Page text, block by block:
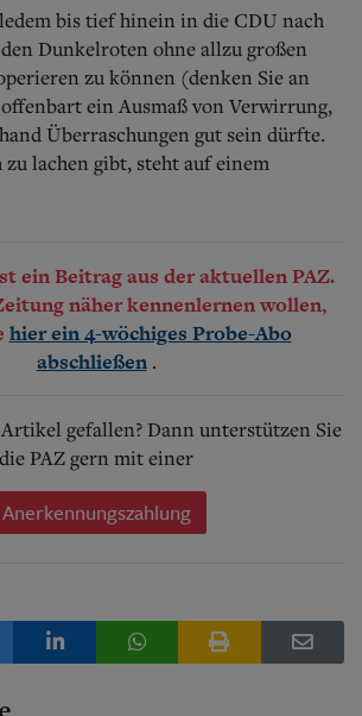
bis tief hinein in die CDU nach
Dunkelroten ohne allzu großen
zu können (denken Sie an
ein Ausmaß von Verwirrung,
Überraschungen gut sein dürfte.
zu lachen gibt, steht auf einem
ein Beitrag aus der aktuellen PAZ.
näher kennenlernen wollen,
hier ein 4-wöchiges Probe-Abo
abschließen .
gefallen? Dann unterstützen Sie
die PAZ gern mit einer
Anerkennungszahlung